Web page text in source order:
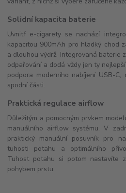
Solidní kapacita baterie
Uvnitř e-cigarety se nachází
kapacitou 900mAh pro hladký chod
a dlouhou výdrž. Integrovaná baterie
odpařování a dodá vždy jen ty
podpora moderního nabíjení USB-
spodní části.
Praktická regulace airflow
Důležitým a pomocným prvkem
manuálního airflow systému. V
praktický manuální posuvník pro
tuhosti potahu a optimálního
Tuhost potahu si potom nastavíte
pohybem prstu.